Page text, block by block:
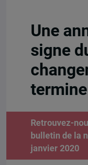
Une
signe
termine
Retrouvez-
bulletin de la
janvier 2020